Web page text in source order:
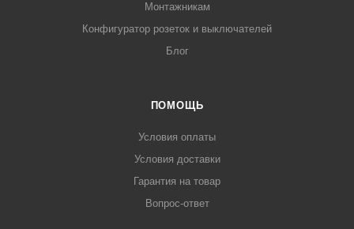
Монтажникам
Конфигуратор розеток и выключателей
Блог
ПОМОЩЬ
Условия оплаты
Условия доставки
Гарантия на товар
Вопрос-ответ